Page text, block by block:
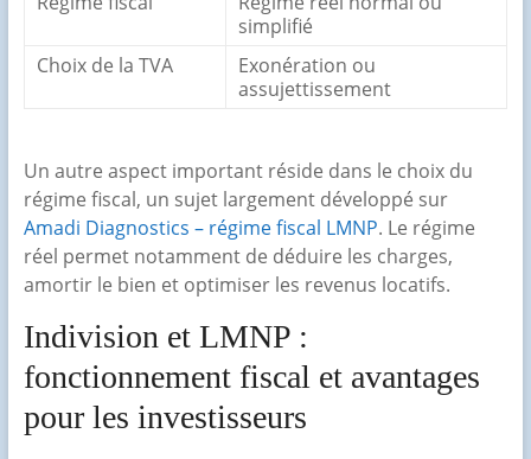
simplifié
Choix de la TVA
Exonération ou
assujettissement
Un autre aspect important réside dans le choix du
régime fiscal, un sujet largement développé sur
Amadi Diagnostics – régime fiscal LMNP. Le régime
réel permet notamment de déduire les charges,
amortir le bien et optimiser les revenus locatifs.
Indivision et LMNP :
fonctionnement fiscal et avantages
pour les investisseurs